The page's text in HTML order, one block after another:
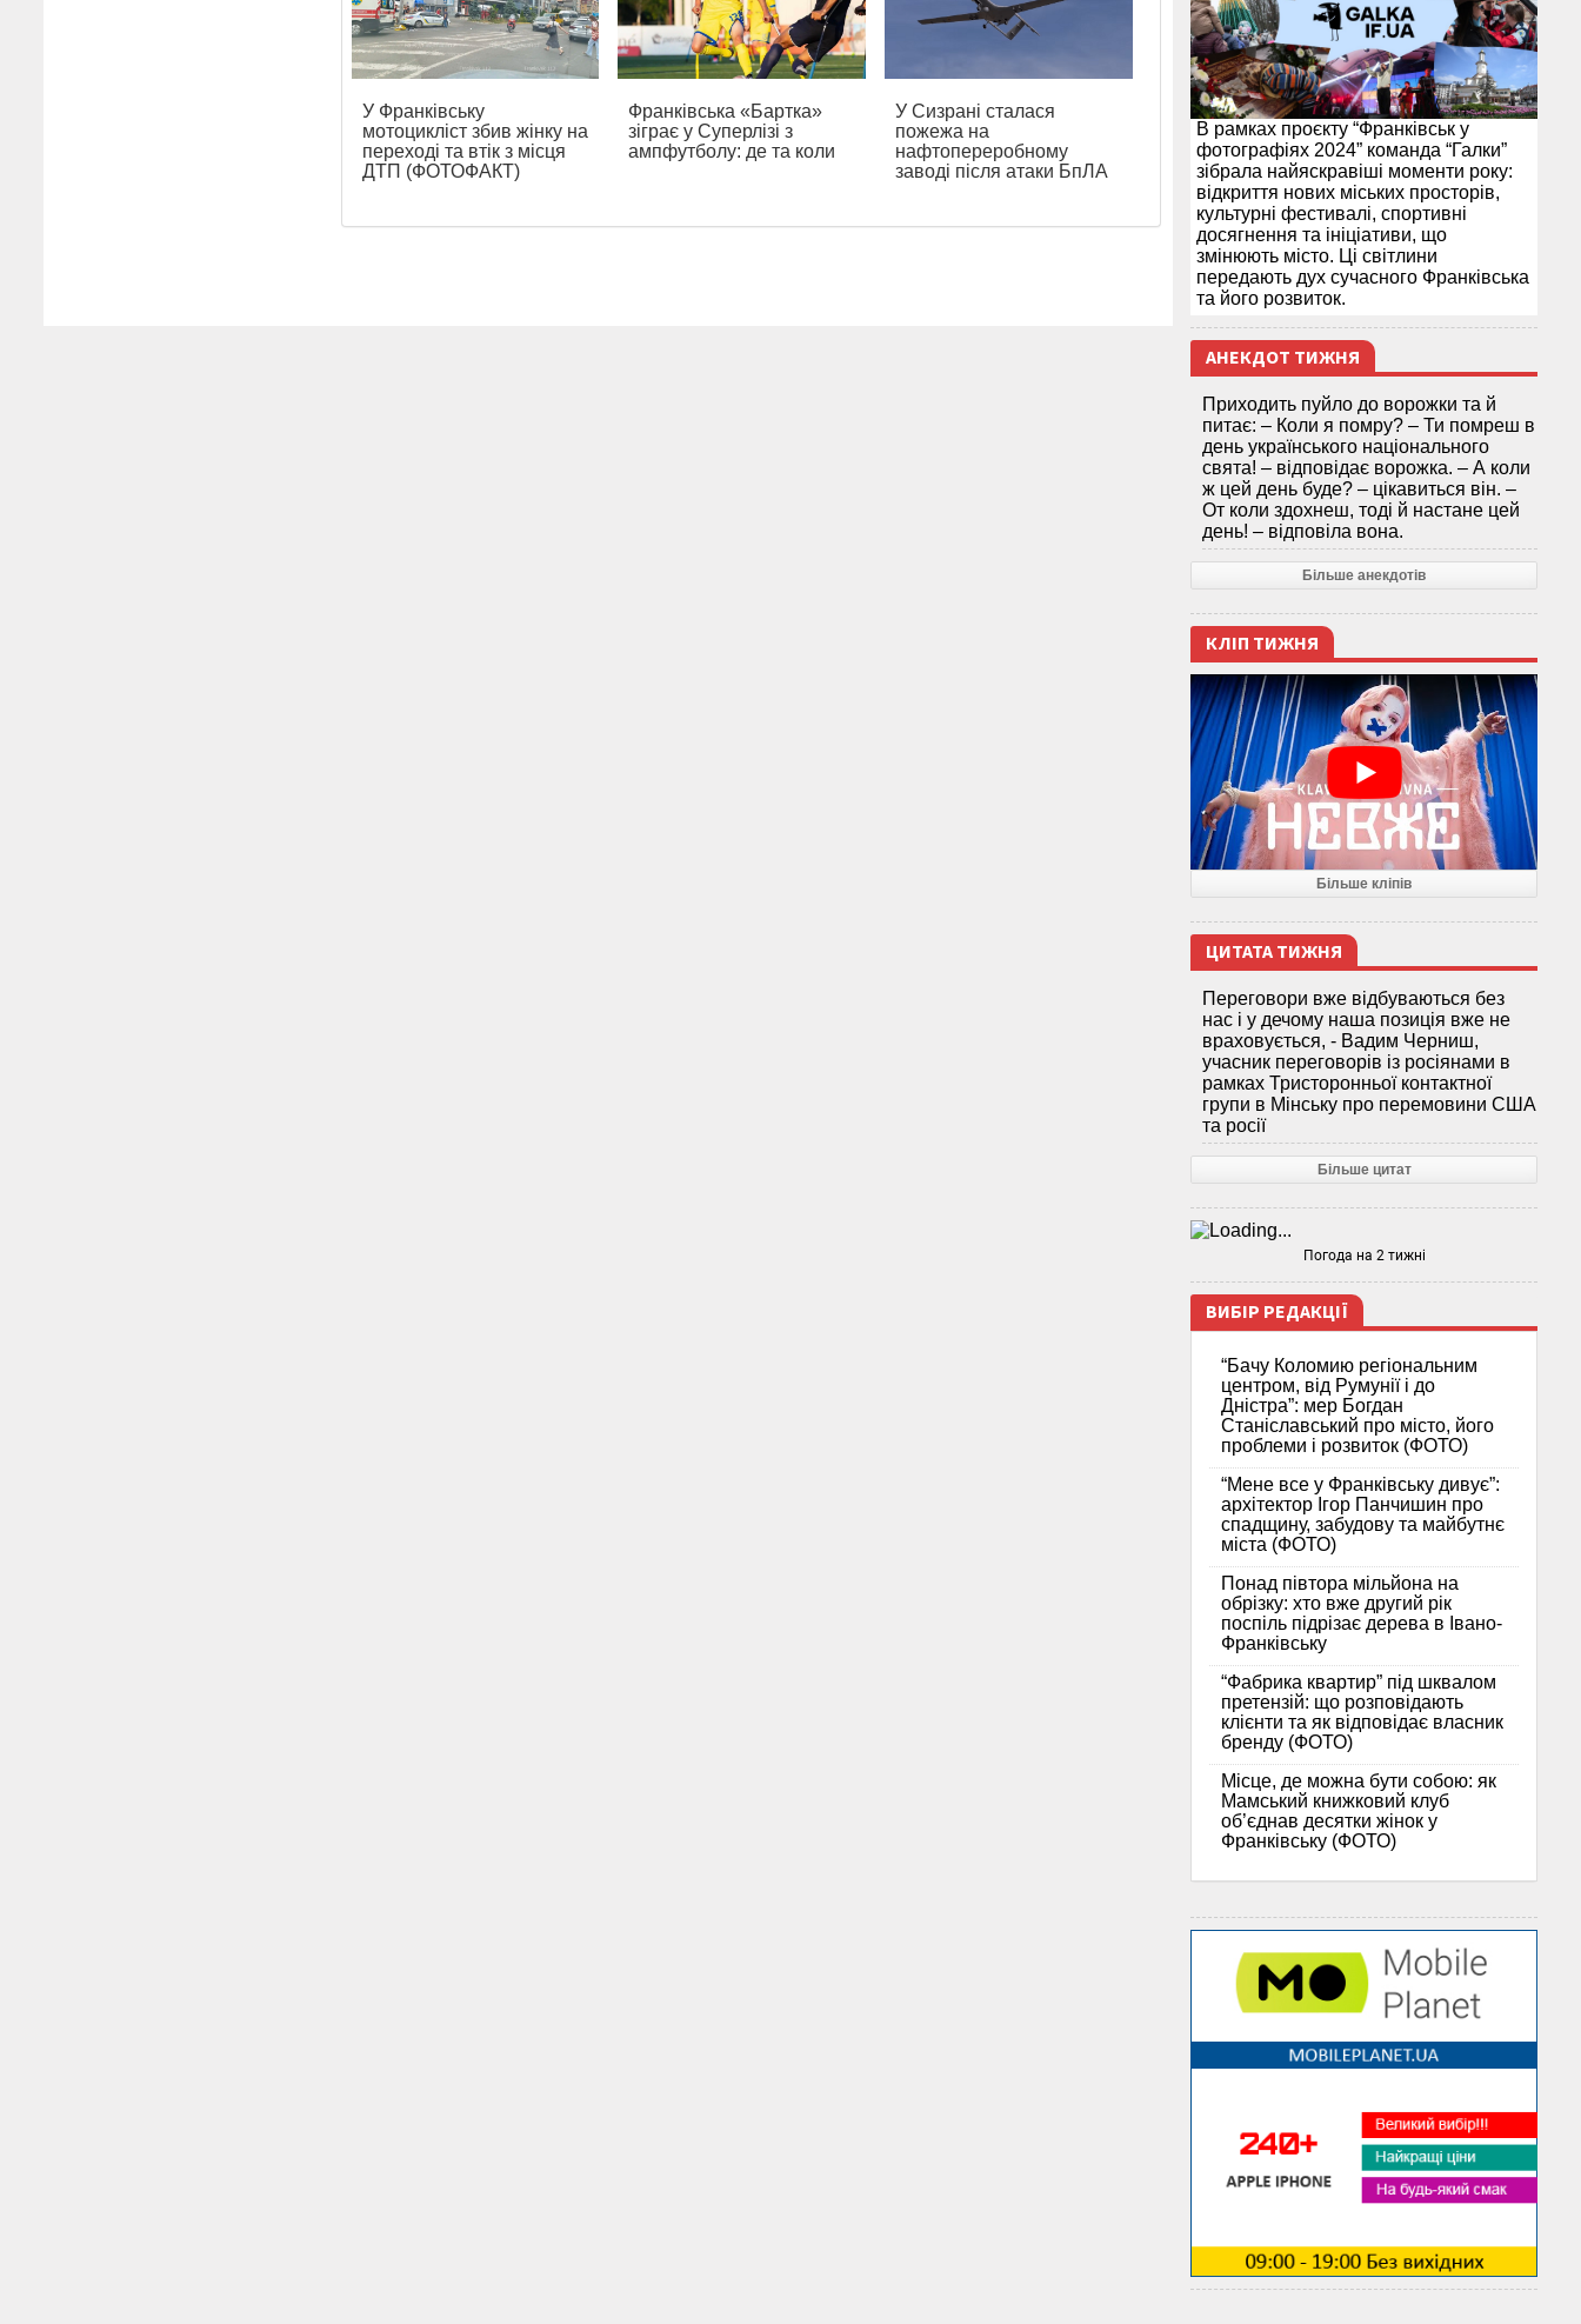
У Франківську
мотоцикліст збив жінку на
переході та втік з місця
ДТП (ФОТОФАКТ)
Франківська «Бартка»
зіграє у Суперлізі з
ампфутболу: де та коли
У Сизрані сталася
пожежа на
нафтопереробному
заводі після атаки БпЛА
В рамках проєкту “Франківськ у
фотографіях 2024” команда “Галки”
зібрала найяскравіші моменти року:
відкриття нових міських просторів,
культурні фестивалі, спортивні
досягнення та ініціативи, що
змінюють місто. Ці світлини
передають дух сучасного Франківська
та його розвиток.
АНЕКДОТ ТИЖНЯ
Приходить пуйло до ворожки та й
питає: – Коли я помру? – Ти помреш в
день українського національного
свята! – відповідає ворожка. – А коли
ж цей день буде? – цікавиться він. –
От коли здохнеш, тоді й настане цей
день! – відповіла вона.
Більше анекдотів
КЛІП ТИЖНЯ
Більше кліпів
ЦИТАТА ТИЖНЯ
Переговори вже відбуваються без
нас і у дечому наша позиція вже не
враховується, - Вадим Черниш,
учасник переговорів із росіянами в
рамках Тристоронньої контактної
групи в Мінську про перемовини США
та росії
Більше цитат
Погода на 2 тижні
ВИБІР РЕДАКЦІЇ
“Бачу Коломию регіональним
центром, від Румунії і до
Дністра”: мер Богдан
Станіславський про місто, його
проблеми і розвиток (ФОТО)
“Мене все у Франківську дивує”:
архітектор Ігор Панчишин про
спадщину, забудову та майбутнє
міста (ФОТО)
Понад півтора мільйона на
обрізку: хто вже другий рік
поспіль підрізає дерева в Івано-
Франківську
“Фабрика квартир” під шквалом
претензій: що розповідають
клієнти та як відповідає власник
бренду (ФОТО)
Місце, де можна бути собою: як
Мамський книжковий клуб
об’єднав десятки жінок у
Франківську (ФОТО)